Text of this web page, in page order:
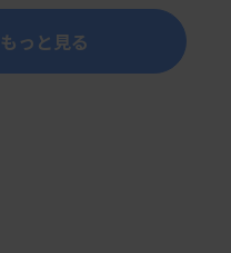
っと見る